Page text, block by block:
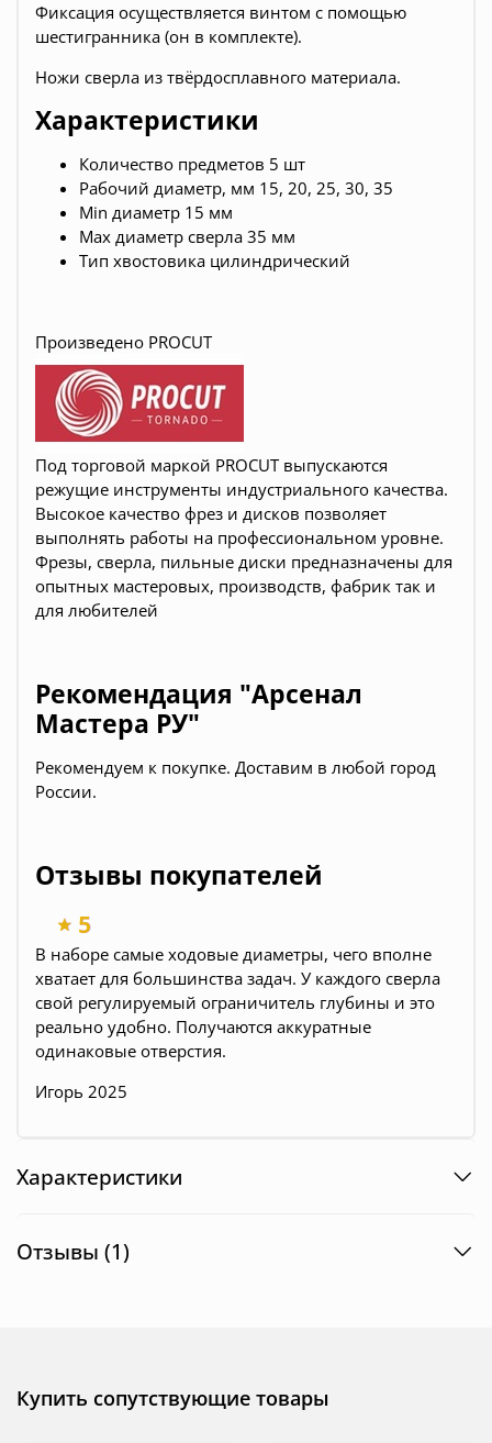
Фиксация осуществляется винтом с помощью
шестигранника (он в комплекте).
Ножи сверла из твёрдосплавного материала.
Характеристики
Количество предметов 5 шт
Рабочий диаметр, мм 15, 20, 25, 30, 35
Min диаметр 15 мм
Max диаметр сверла 35 мм
Тип хвостовика цилиндрический
Произведено PROCUT
Под торговой маркой PROCUT выпускаются
режущие инструменты индустриального качества.
Высокое качество фрез и дисков позволяет
выполнять работы на профессиональном уровне.
Фрезы, сверла, пильные диски предназначены для
опытных мастеровых, производств, фабрик так и
для любителей
Рекомендация "Арсенал
Мастера РУ"
Рекомендуем к покупке. Доставим в любой город
России.
Отзывы покупателей
В наборе самые ходовые диаметры, чего вполне
хватает для большинства задач. У каждого сверла
свой регулируемый ограничитель глубины и это
реально удобно. Получаются аккуратные
одинаковые отверстия.
Игорь 2025
Характеристики
Отзывы (1)
Купить сопутствующие товары